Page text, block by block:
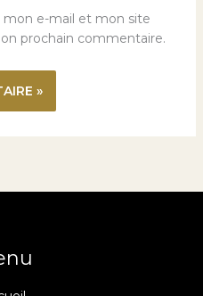
e-mail et mon site
prochain commentaire.